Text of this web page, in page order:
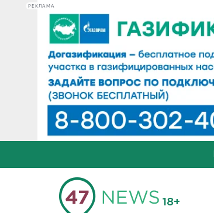
РЕКЛАМА
18+